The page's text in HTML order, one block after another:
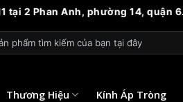
phường 14, quận 6. Và CN2 tại
Thương Hiệu Kính Áp Tròng